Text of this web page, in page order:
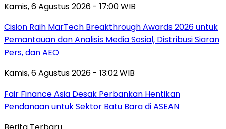
Kamis, 6 Agustus 2026 - 17:00 WIB
Cision Raih MarTech Breakthrough Awards 2026 untuk
Pemantauan dan Analisis Media Sosial, Distribusi Siaran
Pers, dan AEO
Kamis, 6 Agustus 2026 - 13:02 WIB
Fair Finance Asia Desak Perbankan Hentikan
Pendanaan untuk Sektor Batu Bara di ASEAN